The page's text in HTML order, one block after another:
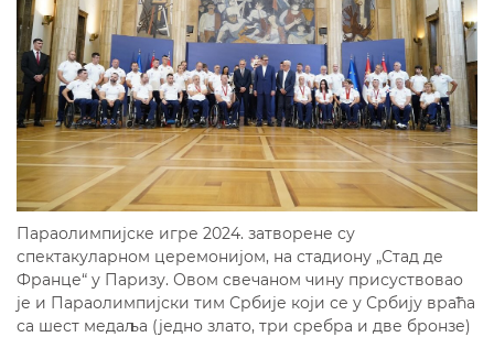
Параолимпијске игре 2024. затворене су
спектакуларном церемонијом, на стадиону „Стад де
Франце“ у Паризу. Овом свечаном чину присуствовао
је и Параолимпијски тим Србије који се у Србију враћа
са шест медаља (једно злато, три сребра и две бронзе)